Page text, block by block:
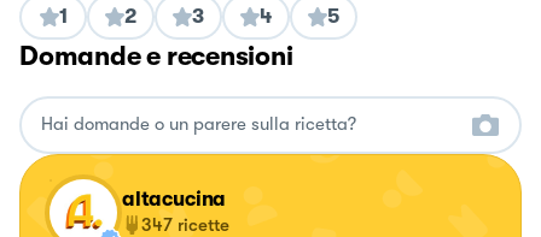
1 2 3 4 5
Domande e recensioni
altacucina
347 ricette